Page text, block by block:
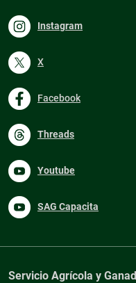
Instagram
X
Facebook
Threads
Youtube
SAG Capacita
Servicio Agrícola y